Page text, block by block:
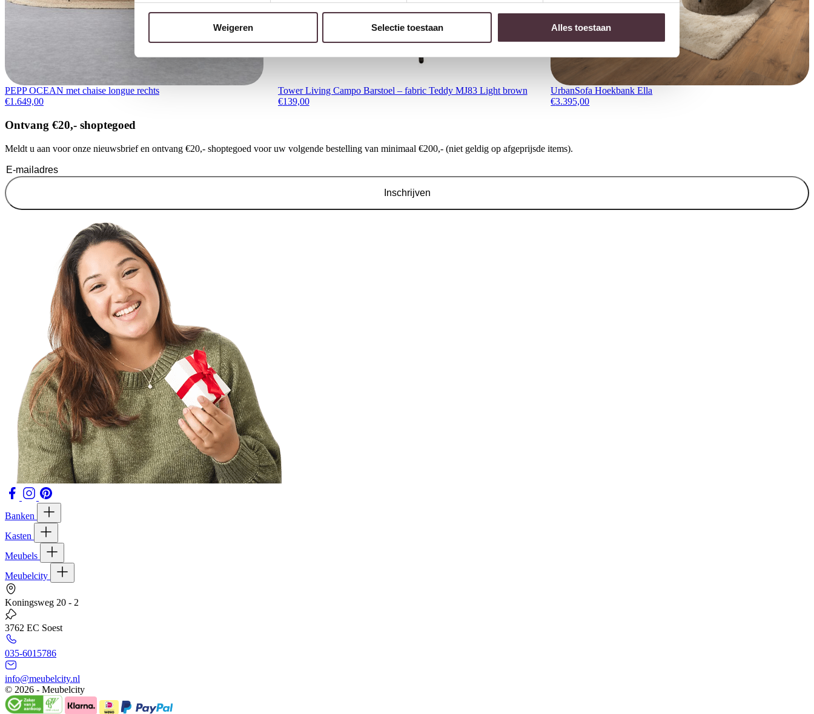
Weigeren Selectie toestaan Alles toestaan
PEPP OCEAN met chaise longue rechts
€1.649,00
Tower Living Campo Barstoel – fabric Teddy MJ83 Light brown
€139,00
UrbanSofa Hoekbank Ella
€3.395,00
Ontvang €20,- shoptegoed
Meldt u aan voor onze nieuwsbrief en ontvang €20,- shoptegoed voor uw volgende bestelling van minimaal €200,- (niet geldig op afgeprijsde items).
Inschrijven
Banken
Kasten
Meubels
Meubelcity
Koningsweg 20 - 2
3762 EC Soest
035-6015786
info@meubelcity.nl
© 2026 - Meubelcity